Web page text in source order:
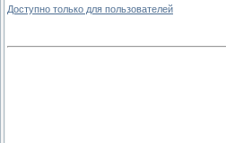
Доступно только для пользователей